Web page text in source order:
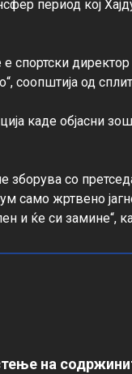
период кој
директор
соопштија од
каде објасни
зборува со
само жртвено
и ќе си замине“,
на